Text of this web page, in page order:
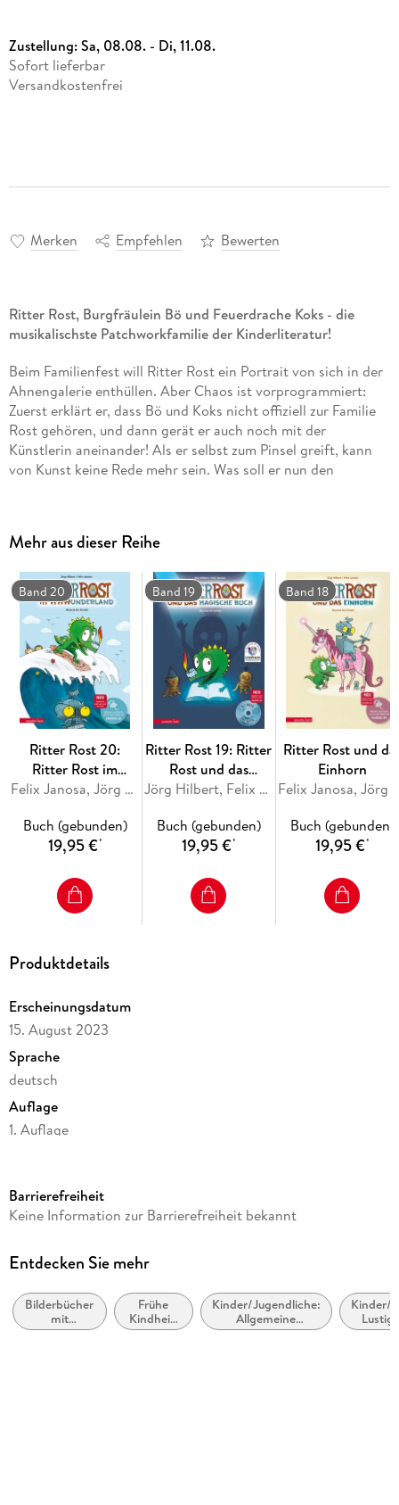
Zustellung:Sa, 08.08. - Di, 11.08.
Sofort lieferbar
Versandkostenfrei
Merken Empfehlen Bewerten
Ritter Rost, Burgfräulein Bö und Feuerdrache Koks - die
musikalischste Patchworkfamilie der Kinderliteratur!
Beim Familienfest will Ritter Rost ein Portrait von sich in der
Ahnengalerie enthüllen. Aber Chaos ist vorprogrammiert:
Zuerst erklärt er, dass Bö und Koks nicht offiziell zur Familie
Rost gehören, und dann gerät er auch noch mit der
Künstlerin aneinander! Als er selbst zum Pinsel greift, kann
von Kunst keine Rede mehr sein. Was soll er nun den
zusammen . . .
Eine schräg-schöne Geschichte über Chaosfamilien und
Familienglück - mit vielen tollen neuen Songs
CD Standard Audio Format
Mehr aus dieser Reihe
Band 20
Ritter Rost 20:
Ritter Rost im
WWWunderland
und zum Streamen,
Bd. 20)
Felix Janosa, Jörg Hilbert
Buch (gebunden)
19,95 €*
Band 19
Ritter Rost 19: Ritter
Rost und das
magische Buch
und zum Streamen,
Bd. 19)
Jörg Hilbert, Felix Janosa
Buch (gebunden)
19,95 €*
Band 18
Ritter Rost und
Einhorn
Buch (gebunden)
19,95 €*
Produktdetails
Erscheinungsdatum
15. August 2023
Sprache
deutsch
Auflage
1. Auflage
Altersempfehlung
Reihe
Autor/Autorin
Jörg Hilbert, Felix Janosa
Barrierefreiheit
Keine Information zur Barrierefreiheit bekannt
Entdecken Sie mehr
Bilderbücher
mit
Erzähltexten:
Frühe
Kindheit:
Reime
Kinder/Jugendliche:
Allgemeine
Interessen: Musik
Kinder/